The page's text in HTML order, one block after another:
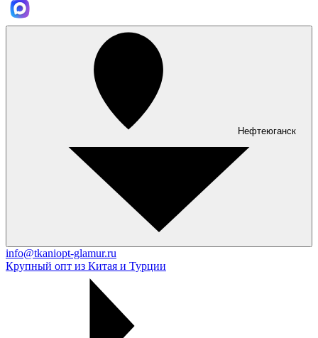
Нефтеюганск
info@tkaniopt-glamur.ru
Крупный опт из Китая и Турции